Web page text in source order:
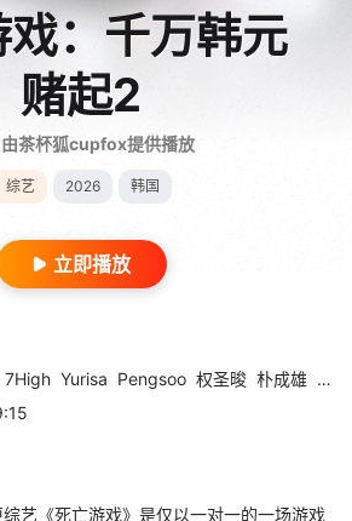
：千万韩元
赌起2
茶杯狐cupfox提供播放
综艺 2026 韩国
立即播放
7High Yurisa Pengsoo 权圣晙 朴成雄 张
艺《死亡游戏》是仅以一对一的一场游戏